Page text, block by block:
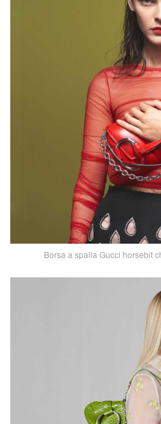
Borsa a spalla Gucci horsebit